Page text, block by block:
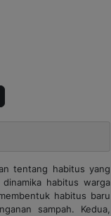
tentang habitus yang
habitus warga
habitus baru
sampah. Kedua,